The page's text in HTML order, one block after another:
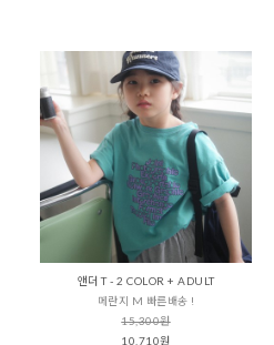
앤더 T - 2 COLOR + ADULT
메란지 M 빠른배송 !
15,300원
10,710원